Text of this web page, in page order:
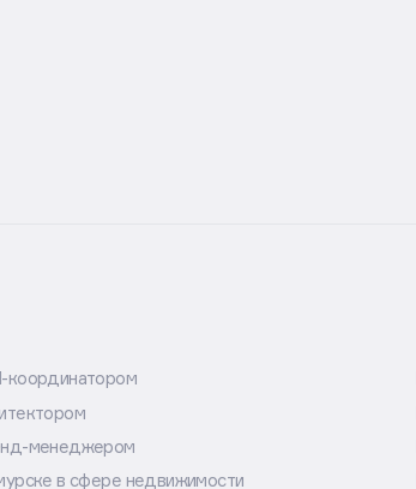
координатором
менеджером
в сфере недвижимости